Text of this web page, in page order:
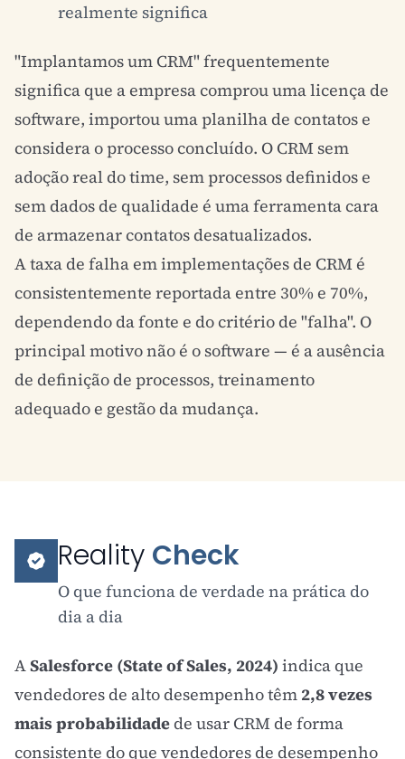
realmente significa
"Implantamos um CRM" frequentemente
significa que a empresa comprou uma licença de
software, importou uma planilha de contatos e
considera o processo concluído. O CRM sem
adoção real do time, sem processos definidos e
sem dados de qualidade é uma ferramenta cara
de armazenar contatos desatualizados.
A taxa de falha em implementações de CRM é
consistentemente reportada entre 30% e 70%,
dependendo da fonte e do critério de "falha". O
principal motivo não é o software — é a ausência
de definição de processos, treinamento
adequado e gestão da mudança.
Reality Check
O que funciona de verdade na prática do
dia a dia
ASalesforce (State of Sales, 2024) indica que
vendedores de alto desempenho têm 2,8 vezes
mais probabilidadede usar CRM de forma
consistente do que vendedores de desempenho